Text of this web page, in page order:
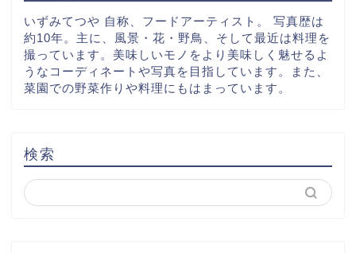
いずみてつや 自称、フードアーティスト。 写真歴は
約10年。主に、風景・花・野鳥、そして最近は料理を
撮っています。美味しいモノをより美味しく魅せるよ
うなコーディネートや写真を目指しています。また、
菜園での野菜作りや料理にもはまっています。
検索